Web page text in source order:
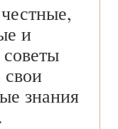
и
свои
знания